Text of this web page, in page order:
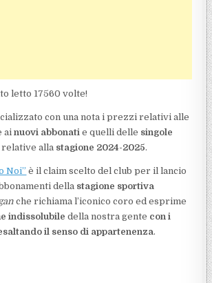
letto 17560 volte!
con una nota i prezzi relativi alle
ainuovi abbonati e quelli delle singole
relative alla stagione 2024-2025.
Noi” è il claim scelto del club per il lancio
della stagione sportiva
che richiama l’iconico coro ed esprime
indissolubile della nostra gente con i
il senso di appartenenza.